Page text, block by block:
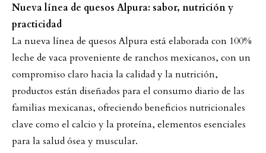
Nueva línea de quesos Alpura: sabor, nutrición y
practicidad
La nueva línea de quesos Alpura está elaborada con 100%
leche de vaca proveniente de ranchos mexicanos, con un
compromiso claro hacia la calidad y la nutrición,
productos están diseñados para el consumo diario de las
familias mexicanas, ofreciendo beneficios nutricionales
clave como el calcio y la proteína, elementos esenciales
para la salud ósea y muscular.